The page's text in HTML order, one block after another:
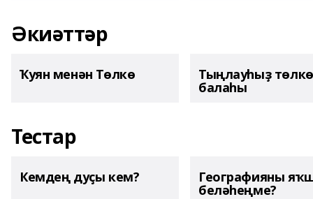
Әкиәттәр
Ҡуян менән Төлкө Тыңлауһыҙ төлкө
балаһы
Тестар
Кемдең дуҫы кем? Географияны
беләһеңме?